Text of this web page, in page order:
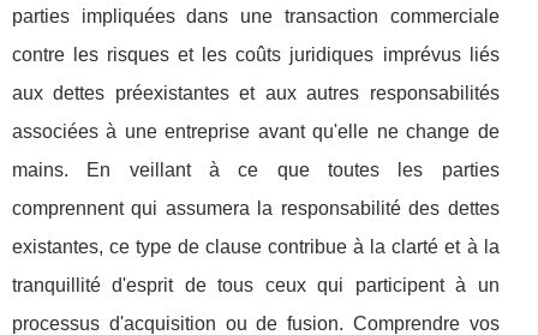
parties impliquées dans une transaction commerciale
contre les risques et les coûts juridiques imprévus liés
aux dettes préexistantes et aux autres responsabilités
associées à une entreprise avant qu'elle ne change de
mains. En veillant à ce que toutes les parties
comprennent qui assumera la responsabilité des dettes
existantes, ce type de clause contribue à la clarté et à la
tranquillité d'esprit de tous ceux qui participent à un
processus d'acquisition ou de fusion. Comprendre vos